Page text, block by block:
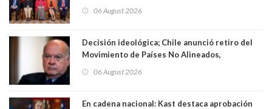
06 August 2026
Decisión ideológica; Chile anunció retiro del
Movimiento de Países No Alineados,
1971. Excanciller Insulza lamentó decisión
06 August 2026
En cadena nacional: Kast destaca aprobación